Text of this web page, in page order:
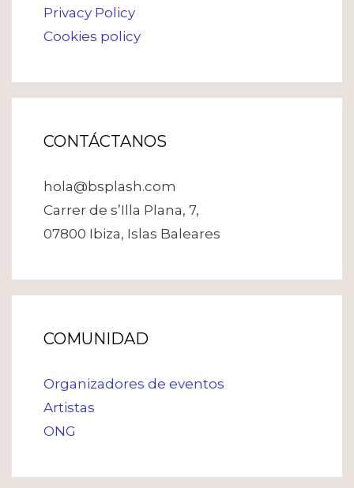
Privacy Policy
Cookies policy
CONTÁCTANOS
hola@bsplash.com
Carrer de s’Illa Plana, 7,
07800 Ibiza, Islas Baleares
COMUNIDAD
Organizadores de eventos
Artistas
ONG